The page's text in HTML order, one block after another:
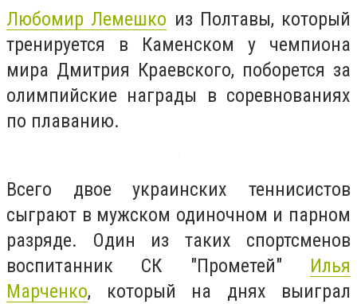
Любомир Лемешко из Полтавы, который
тренируется в Каменском у чемпиона
мира Дмитрия Краевского, поборется за
олимпийские награды в соревнованиях
по плаванию.
Всего двое украинских теннисистов
сыграют в мужском одиночном и парном
разряде. Один из таких спортсменов
воспитанник СК "Прометей" Илья
Марченко, который на днях выиграл